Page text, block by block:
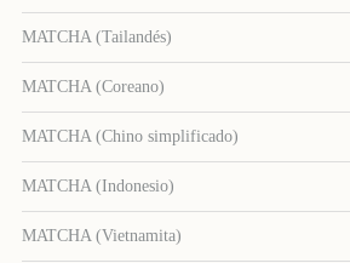
MATCHA (Tailandés)
MATCHA (Coreano)
MATCHA (Chino simplificado)
MATCHA (Indonesio)
MATCHA (Vietnamita)